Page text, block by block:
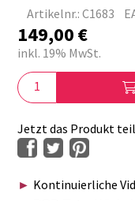
Artikelnr.: C1683
149,00€
inkl. 19% MwSt.
Jetzt das Produkt
► Kontinuierliche